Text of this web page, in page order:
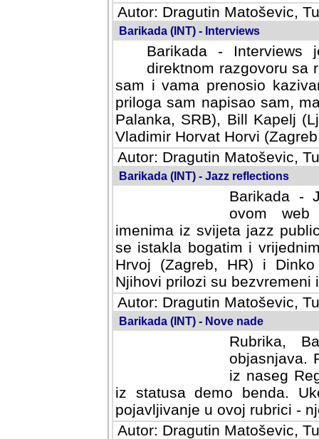
Autor: Dragutin Matoševic,
Barikada (INT) - Interviews
Barikada -
direktnom razgovoru sa
sam i vama prenosio
priloga sam napisao sam,
Palanka, SRB), Bill Kapelj
Vladimir Horvat Horvi
Autor: Dragutin Matoševic,
Barikada (INT) - Jazz reflections
Barikada -
ovom web
imenima iz svijeta jazz
se istakla bogatim i
Hrvoj (Zagreb, HR) i
Njihovi prilozi su bezvremeni
Autor: Dragutin Matoševic,
Barikada (INT) - Nove nade
Rubrika,
objasnjava.
iz naseg
iz statusa demo benda.
pojavljivanje u ovoj rubrici -
Autor: Dragutin Matoševic,